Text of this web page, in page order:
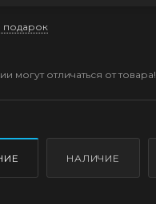
подарок
могут отличаться от товара!
НАЛИЧИЕ